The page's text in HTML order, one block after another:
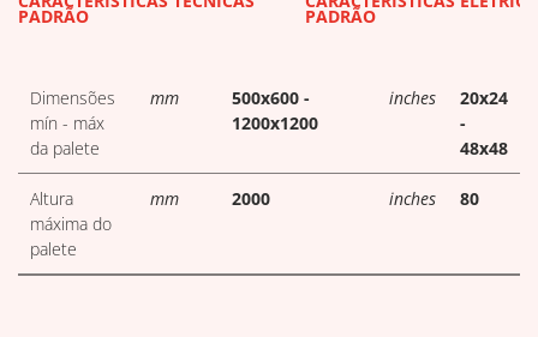
DOWNLOADS DE TABELAS
PADRÃO PADRÃO
Dimensões
mín - máx
da palete
mm
500x600 -
1200x1200
inches
20x24
-
48x48
Altura
máxima do
palete
mm 2000 inches 80